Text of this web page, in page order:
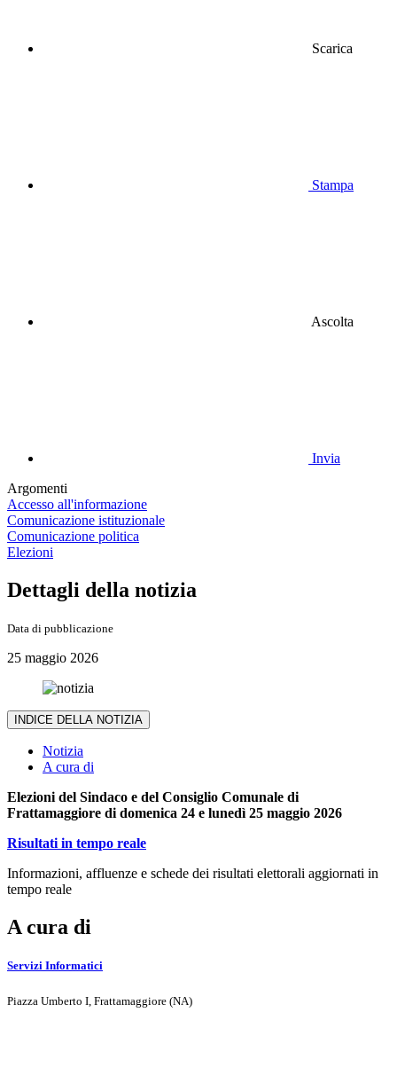
Scarica
Stampa
Ascolta
Invia
Argomenti
Accesso all'informazione
Comunicazione istituzionale
Comunicazione politica
Elezioni
Dettagli della notizia
Data di pubblicazione
25 maggio 2026
INDICE DELLA NOTIZIA
Notizia
A cura di
Elezioni del Sindaco e del Consiglio Comunale di
Frattamaggiore di domenica 24 e lunedì 25 maggio 2026
Risultati in tempo reale
Informazioni, affluenze e schede dei risultati elettorali aggiornati in
tempo reale
A cura di
Servizi Informatici
Piazza Umberto I, Frattamaggiore (NA)